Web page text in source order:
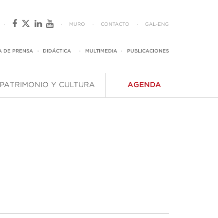
· · MURO · CONTACTO · GAL- ENG
DE PRENSA · DIDÁCTICA · MULTIMEDIA · PUBLICACIONES
PATRIMONIO Y CULTURA AGENDA